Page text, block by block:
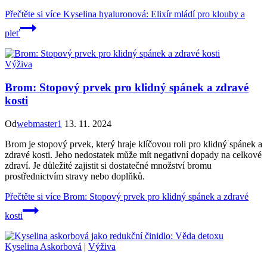
Přečtěte si více Kyselina hyaluronová: Elixír mládí pro klouby a
pleť
Výživa
Brom: Stopový prvek pro klidný spánek a zdravé
kosti
Odwebmaster1 13. 11. 2024
Brom je stopový prvek, který hraje klíčovou roli pro klidný spánek a
zdravé kosti. Jeho nedostatek může mít negativní dopady na celkové
zdraví. Je důležité zajistit si dostatečné množství bromu
prostřednictvím stravy nebo doplňků.
Přečtěte si více Brom: Stopový prvek pro klidný spánek a zdravé
kosti
Kyselina Askorbová | Výživa